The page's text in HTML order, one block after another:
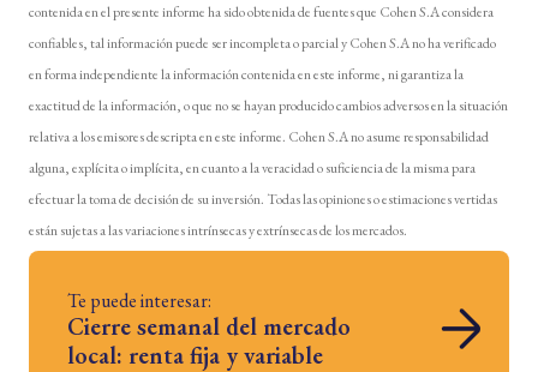
contenida en el presente informe ha sido obtenida de fuentes que Cohen S.A considera
confiables, tal información puede ser incompleta o parcial y Cohen S.A no ha verificado
en forma independiente la información contenida en este informe, ni garantiza la
exactitud de la información, o que no se hayan producido cambios adversos en la situación
relativa a los emisores descripta en este informe. Cohen S.A no asume responsabilidad
alguna, explícita o implícita, en cuanto a la veracidad o suficiencia de la misma para
efectuar la toma de decisión de su inversión. Todas las opiniones o estimaciones vertidas
están sujetas a las variaciones intrínsecas y extrínsecas de los mercados.
Te puede interesar:
Cierre semanal del mercado
local: renta fija y variable